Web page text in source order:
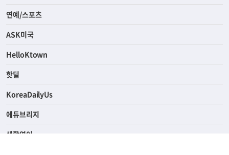
연예/스포츠
ASK미국
HelloKtown
핫딜
KoreaDailyUs
에듀브리지
생활영어